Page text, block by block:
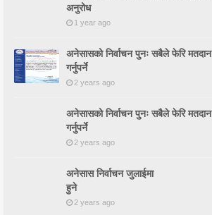
अनुरोध
1 year ago
अनेसासको निर्वाचन पुनः सबैले फेरि मतदान
गर्नुपर्ने
2 years ago
अनेसासको निर्वाचन पुनः सबैले फेरि मतदान
गर्नुपर्ने
2 years ago
अनेसास निर्वाचन जुलाईमा
हुने
2 years ago